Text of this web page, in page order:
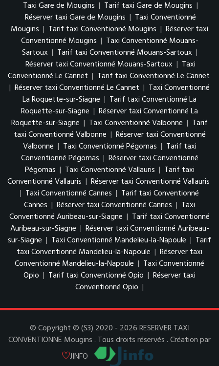
Taxi Gare de Mougins | Tarif taxi Gare de Mougins |
Réserver taxi Gare de Mougins | Taxi Conventionné
Mougins | Tarif taxi Conventionné Mougins | Réserver taxi
Conventionné Mougins | Taxi Conventionné Mouans-
Sartoux | Tarif taxi Conventionné Mouans-Sartoux |
Réserver taxi Conventionné Mouans-Sartoux | Taxi
Conventionné Le Cannet | Tarif taxi Conventionné Le Cannet
| Réserver taxi Conventionné Le Cannet | Taxi Conventionné
La Roquette-sur-Siagne | Tarif taxi Conventionné La
Roquette-sur-Siagne | Réserver taxi Conventionné La
Roquette-sur-Siagne | Taxi Conventionné Valbonne | Tarif
taxi Conventionné Valbonne | Réserver taxi Conventionné
Valbonne | Taxi Conventionné Pégomas | Tarif taxi
Conventionné Pégomas | Réserver taxi Conventionné
Pégomas | Taxi Conventionné Vallauris | Tarif taxi
Conventionné Vallauris | Réserver taxi Conventionné Vallauris
| Taxi Conventionné Cannes | Tarif taxi Conventionné
Cannes | Réserver taxi Conventionné Cannes | Taxi
Conventionné Auribeau-sur-Siagne | Tarif taxi Conventionné
Auribeau-sur-Siagne | Réserver taxi Conventionné Auribeau-
sur-Siagne | Taxi Conventionné Mandelieu-la-Napoule | Tarif
taxi Conventionné Mandelieu-la-Napoule | Réserver taxi
Conventionné Mandelieu-la-Napoule | Taxi Conventionné
Opio | Tarif taxi Conventionné Opio | Réserver taxi
Conventionné Opio |
© Copyright © (S3) 2020 - 2026 RESERVER TAXI
CONVENTIONNE Mougins . Tous droits réservés . Création par
JINFO